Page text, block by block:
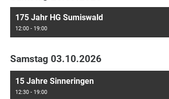
175 Jahr HG Sumiswald
12:00 - 19:00
Samstag 03.10.2026
15 Jahre Sinneringen
12:30 - 19:00